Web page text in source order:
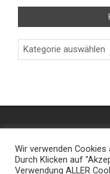
Kategorien
Kontakt
Kommentarregeln der
Wir verwenden
Durch Klicken auf
Verwendung ALLER